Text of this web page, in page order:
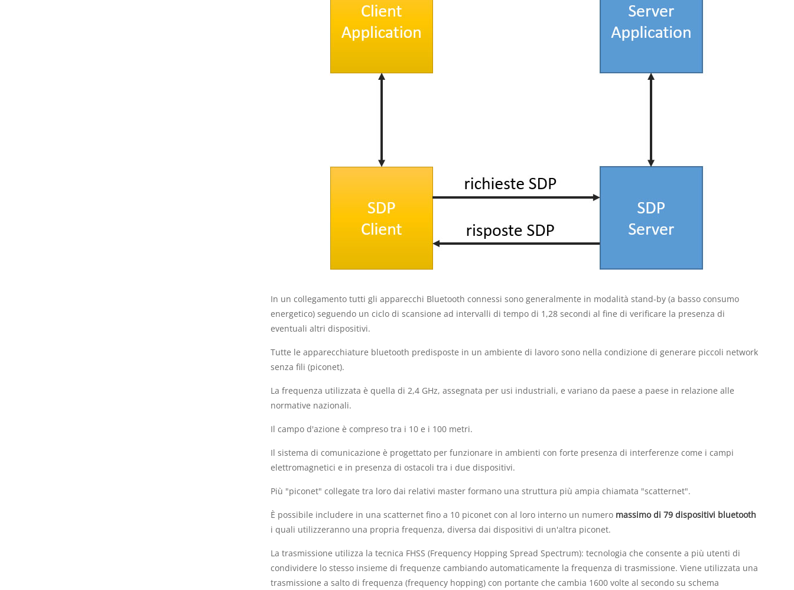
In un collegamento tutti gli apparecchi Bluetooth connessi sono generalmente in modalità stand-by (a basso consumo
energetico) seguendo un ciclo di scansione ad intervalli di tempo di 1,28 secondi al fine di verificare la presenza di
eventuali altri dispositivi.
Tutte le apparecchiature bluetooth predisposte in un ambiente di lavoro sono nella condizione di generare piccoli network
senza fili (piconet).
La frequenza utilizzata è quella di 2,4 GHz, assegnata per usi industriali, e variano da paese a paese in relazione alle
normative nazionali.
Il campo d'azione è compreso tra i 10 e i 100 metri.
Il sistema di comunicazione è progettato per funzionare in ambienti con forte presenza di interferenze come i campi
elettromagnetici e in presenza di ostacoli tra i due dispositivi.
Più "piconet" collegate tra loro dai relativi master formano una struttura più ampia chiamata "scatternet".
È possibile includere in una scatternet fino a 10 piconet con al loro interno un numero massimo di 79 dispositivi bluetooth
i quali utilizzeranno una propria frequenza, diversa dai dispositivi di un'altra piconet.
La trasmissione utilizza la tecnica FHSS (Frequency Hopping Spread Spectrum): tecnologia che consente a più utenti di
condividere lo stesso insieme di frequenze cambiando automaticamente la frequenza di trasmissione. Viene utilizzata una
trasmissione a salto di frequenza (frequency hopping) con portante che cambia 1600 volte al secondo su schema